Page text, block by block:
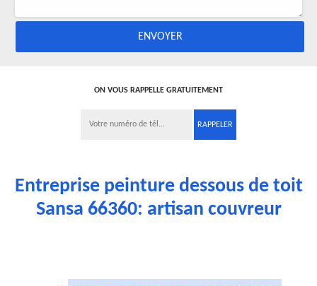
ON VOUS RAPPELLE GRATUITEMENT
Entreprise peinture dessous de toit
Sansa 66360: artisan couvreur